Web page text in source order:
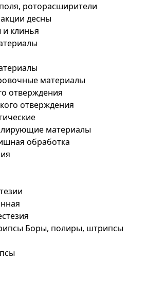
роторасширители
десны
клинья
материалы
отверждения
отверждения
материалы
обработка
Боры, полиры, штрипсы